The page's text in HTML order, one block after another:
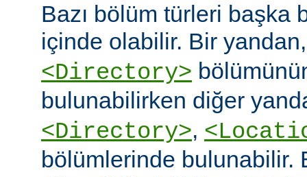
Bazı bölüm türleri başka
içinde olabilir. Bir
<Directory>
bulunabilirken diğer
<Directory>,
bölümlerinde bulunabilir.